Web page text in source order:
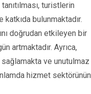
turistlerin
bulunmaktadır.
doğrudan etkileyen bir
artmaktadır. Ayrıca,
ve unutulmaz
hizmet sektörünün